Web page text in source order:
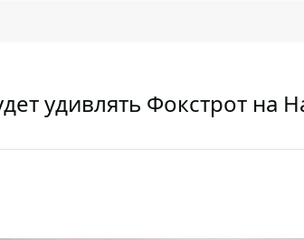
удивлять Фокстрот на